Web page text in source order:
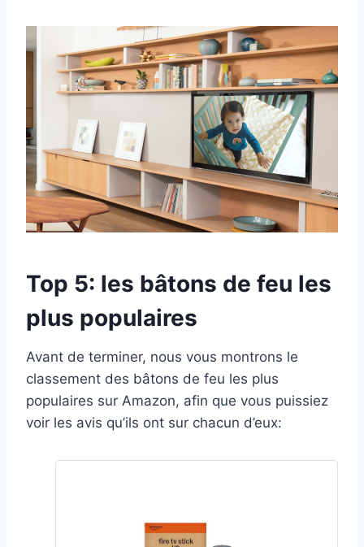
Top 5: les bâtons de feu les
plus populaires
Avant de terminer, nous vous montrons le
classement des bâtons de feu les plus
populaires sur Amazon, afin que vous puissiez
voir les avis qu’ils ont sur chacun d’eux: